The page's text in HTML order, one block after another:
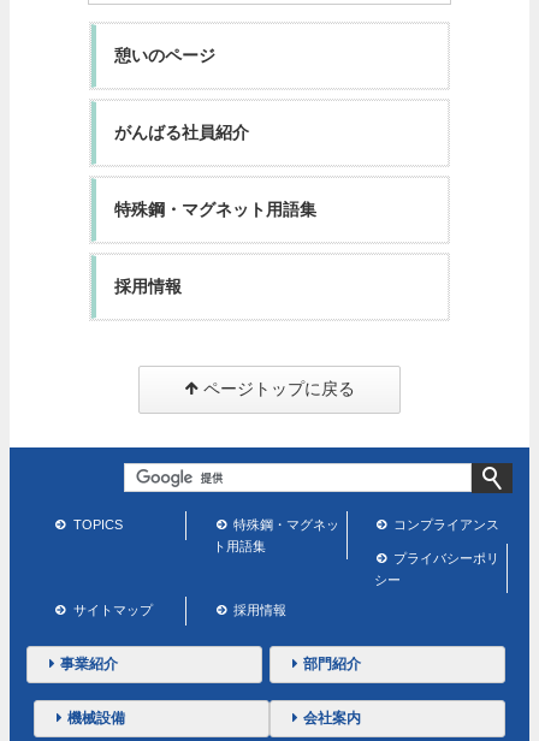
憩いのページ
がんばる社員紹介
特殊鋼・マグネット用語集
採用情報
ページトップに戻る
TOPICS
特殊鋼・マグネッ
ト用語集
コンプライアンス
プライバシーポリ
シー
サイトマップ 採用情報
事業紹介 部門紹介
機械設備 会社案内